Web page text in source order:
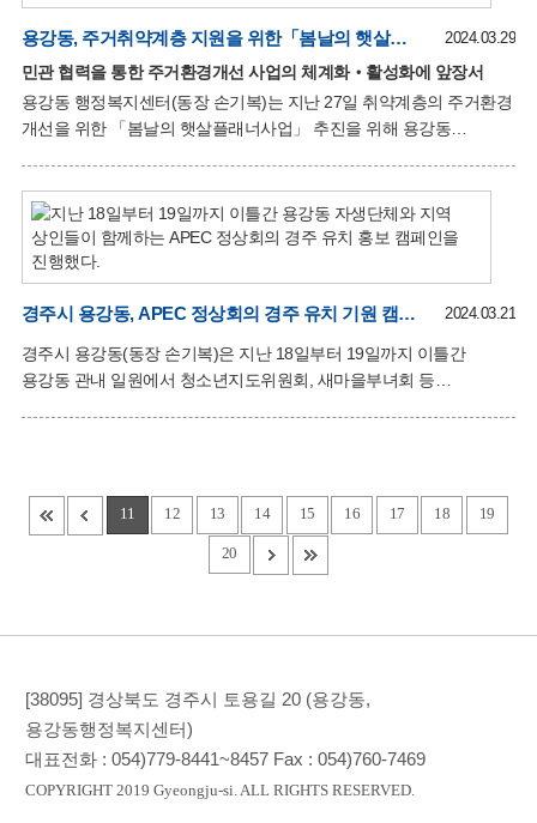
입구에 장미와 나무수국을 식재해 푸르름을 더했다. 이날 활동을
주관한 최준현 청년회장은 “깨끗한 용강 만들기에 함께 할 수 있어
보람차고 지역 학생들과 함께해 더욱 뜻깊은 시간이었다”고 말했다.
손기복 용강동장은 “주말임에도 불구하고 솔선수범해 지역을 위해
봉사해 주신 자생단체
용강동, 주거취약계층 지원을 위한「봄날의 햇살플래너사업」업무협약 체결 2024.03.29
민관 협력을 통한 주거환경개선 사업의 체계화‧활성화에 앞장서
용강동 행정복지센터(동장 손기복)는 지난 27일 취약계층의 주거환경
개선을 위한 「봄날의 햇살플래너사업」 추진을 위해 용강동
입주플래너가 2022년부터 관내 주거 취약계층의 블라인드를 무료로
지원‧설치해 오던 중 대상자의 체계적인 발굴 및 지원 활성화를 위해
용강동 행정복지센터‧용강동 지역사회보장협의체‧정반장
입주플래너가 「봄날의 햇살플래너 사업」을 추진하고자 협의되면서
체결됐다. 이번 협약을 주재한 임영석 용강동 지역사회보장협의체
입주플래너에 깊은 감사를 전하며, 협의체 위원들과 주거취약계층
발굴을 위해 적극적으로 앞장설
경주시 용강동, APEC 정상회의 경주 유치 기원 캠페인 실시 2024.03.21
경주시 용강동(동장 손기복)은 지난 18일부터 19일까지 이틀간
용강동 관내 일원에서 청소년지도위원회, 새마을부녀회 등
활성화에 기여하기 위해 실시됐다. 자생단체들과 상인들은 홍보
어깨띠를 두르고 거리를 순회하며 상가마다 APEC 유치기원을
응원하는 내용의 홍보물을 전달하고 각 상인들은 ‘친절하게 청결하게
11 12 13 14 15 16 17 18 19
20
[38095] 경상북도 경주시 토용길 20 (용강동,
용강동행정복지센터)
대표전화 :054)779-8441~8457 Fax :054)760-7469
COPYRIGHT 2019 Gyeongju-si. ALL RIGHTS RESERVED.